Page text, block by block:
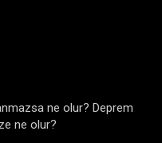
ne olur? Deprem
ne olur?